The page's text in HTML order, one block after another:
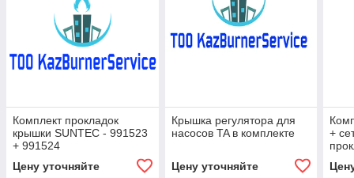
Комплект прокладок
крышки SUNTEC - 991523
+ 991524
Цену уточняйте
Крышка регулятора для
насосов TA в комплекте
Цену уточняйте
+